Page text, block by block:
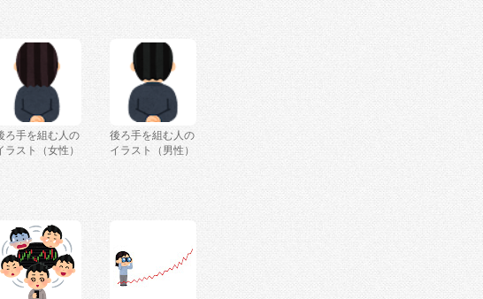
ろ手を組む人の
ラスト（女性）
後ろ手を組む人の
イラスト（男性）